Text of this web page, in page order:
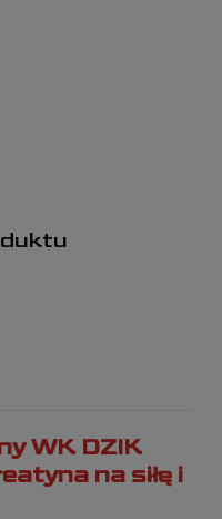
płatności
WK DZIK
na siłę i